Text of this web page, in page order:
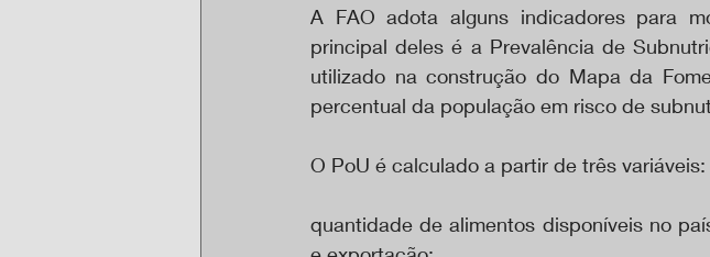
A FAO adota alguns indicadores para
principal deles é a Prevalência de
utilizado na construção do Mapa da
percentual da população em risco de
O PoU é calculado a partir de três variáveis:
quantidade de alimentos disponíveis no